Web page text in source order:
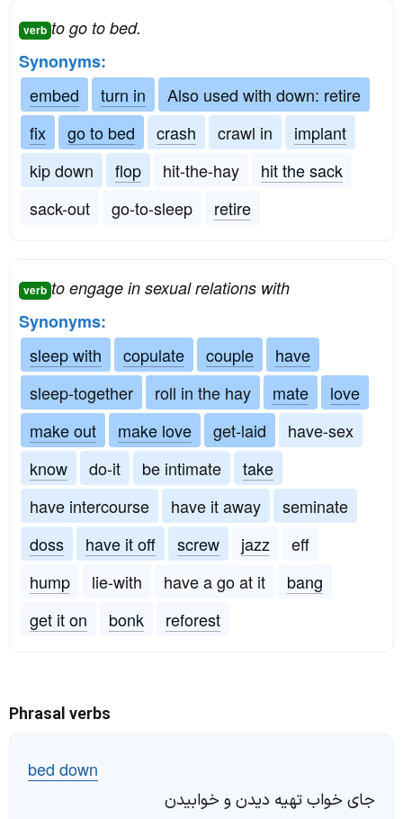
verb to go to bed.
Synonyms:
embed
turn in
Also used with down: retire
fix
go to bed crash crawl in
implant
kip down
flop hit-the-hay
hit the sack
sack-out
go-to-sleep retire
verb to engage in sexual relations with
Synonyms:
sleep with
copulate couple
have
sleep-together
roll in the hay mate
love
make out
make love get-laid
have-sex
know
do-it be intimate
take
have intercourse
have it away
seminate
doss
have it off screw jazz
eff
hump
lie-with have a go at it
bang
get it on
bonk reforest
Phrasal verbs
bed down
جای خواب تهیه دیدن و خوابیدن